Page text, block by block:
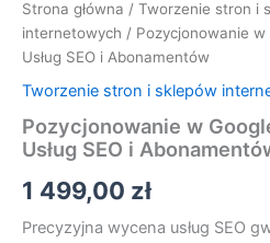
Strona główna / Tworzenie stron i
internetowych / Pozycjonowanie w
Usług SEO i Abonamentów
Tworzenie stron i sklepów
Pozycjonowanie w
Usług SEO i
1 499,00 zł
Precyzyjna wycena usług SEO